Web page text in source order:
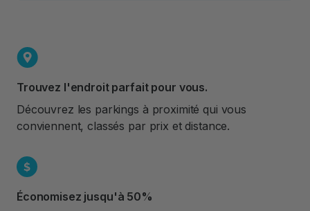
Trouvez l'endroit parfait pour vous.
Découvrez les parkings à proximité qui vous
conviennent, classés par prix et distance.
Économisez jusqu'à 50%